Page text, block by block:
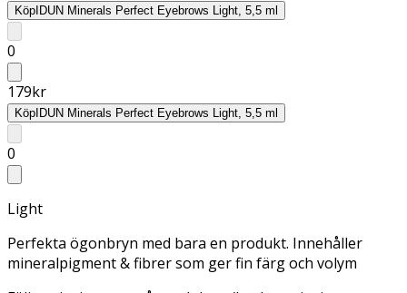
KöpIDUN Minerals Perfect Eyebrows Light, 5,5 ml
0
179kr
KöpIDUN Minerals Perfect Eyebrows Light, 5,5 ml
0
Light
Perfekta ögonbryn med bara en produkt. Innehåller
mineralpigment & fibrer som ger fin färg och volym